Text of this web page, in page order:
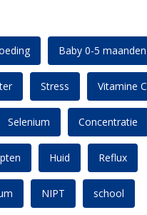
Baby 0-5 maanden
Stress Vitamine C
Selenium Concentratie
Huid Reflux
NIPT school